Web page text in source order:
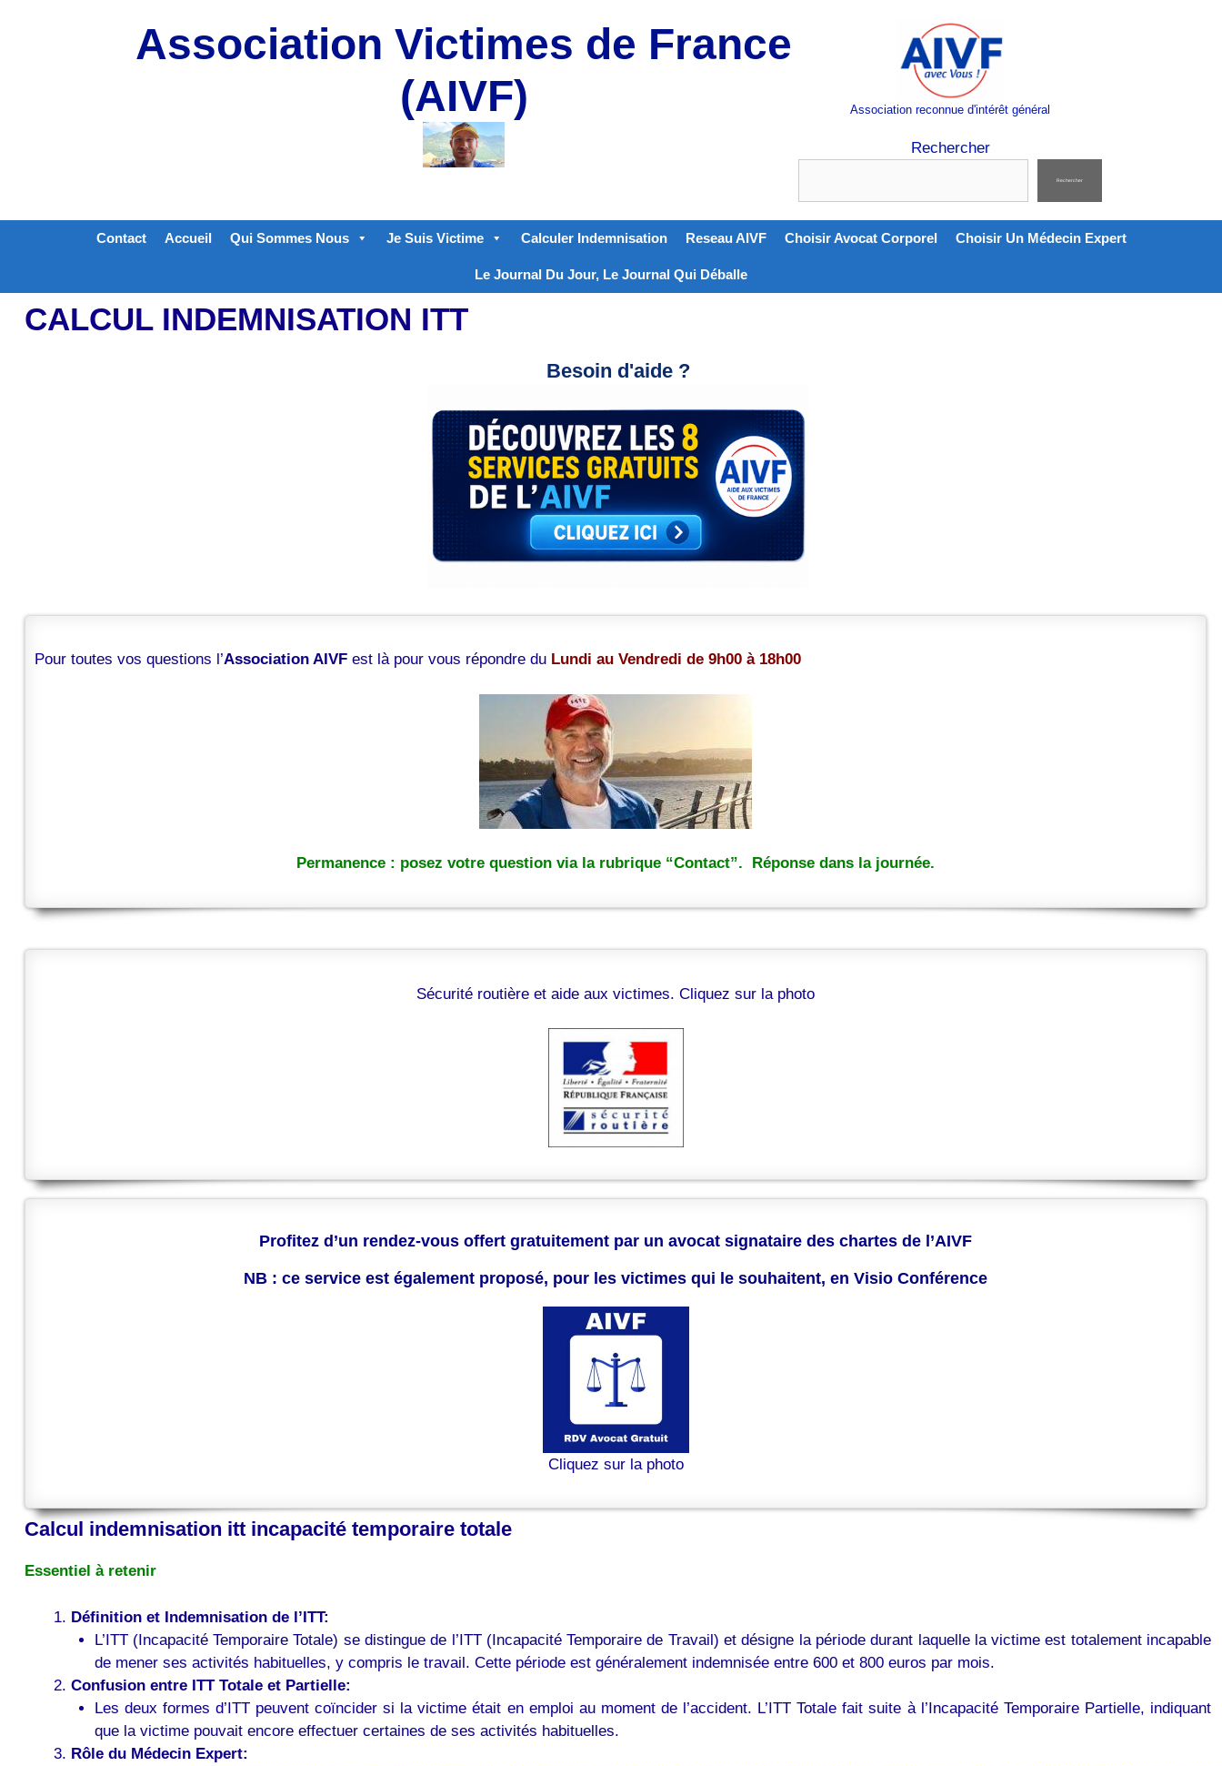
Association reconnue d'intérêt général
Rechercher
Rechercher
Association Victimes de France
(AIVF)
Contact Accueil Qui Sommes Nous Je Suis Victime Calculer Indemnisation Reseau AIVF Choisir Avocat Corporel Choisir Un Médecin Expert
Le Journal Du Jour, Le Journal Qui Déballe
CALCUL INDEMNISATION ITT
Besoin d'aide ?
Pour toutes vos questions l’Association AIVF est là pour vous répondre du Lundi au Vendredi de 9h00 à 18h00
Permanence : posez votre question via la rubrique “Contact”. Réponse dans la journée.
Sécurité routière et aide aux victimes. Cliquez sur la photo
Profitez d’un rendez-vous offert gratuitement par un avocat signataire des chartes de l’AIVF
NB : ce service est également proposé, pour les victimes qui le souhaitent, en Visio Conférence
Cliquez sur la photo
Calcul indemnisation itt incapacité temporaire totale
Essentiel à retenir
Définition et Indemnisation de l’ITT:
L’ITT (Incapacité Temporaire Totale) se distingue de l’ITT (Incapacité Temporaire de Travail) et désigne la période durant laquelle la victime est totalement incapable
de mener ses activités habituelles, y compris le travail. Cette période est généralement indemnisée entre 600 et 800 euros par mois.
Confusion entre ITT Totale et Partielle:
Les deux formes d’ITT peuvent coïncider si la victime était en emploi au moment de l’accident. L’ITT Totale fait suite à l’Incapacité Temporaire Partielle, indiquant
que la victime pouvait encore effectuer certaines de ses activités habituelles.
Rôle du Médecin Expert: